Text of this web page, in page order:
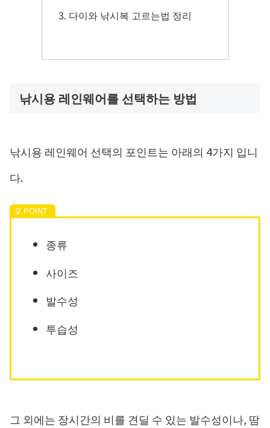
다이와 낚시복 고르는법 정리
낚시용 레인웨어를 선택하는 방법
낚시용 레인웨어 선택의 포인트는 아래의 4가지 입니
다.
종류
사이즈
발수성
투습성
그 외에는 장시간의 비를 견딜 수 있는 발수성이나, 땀